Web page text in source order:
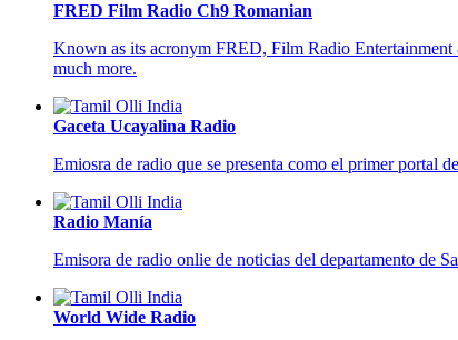
FRED Film Radio Ch9 Romanian
Known as its acronym FRED, Film Radio
much more.
Gaceta Ucayalina Radio
Emiosra de radio que se presenta como el primer portal
Radio Manía
Emisora de radio onlie de noticias del departamento de
World Wide Radio